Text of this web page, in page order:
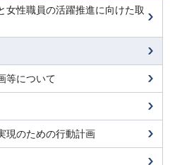
女性職員の活躍推進に向けた取
等について
現のための行動計画